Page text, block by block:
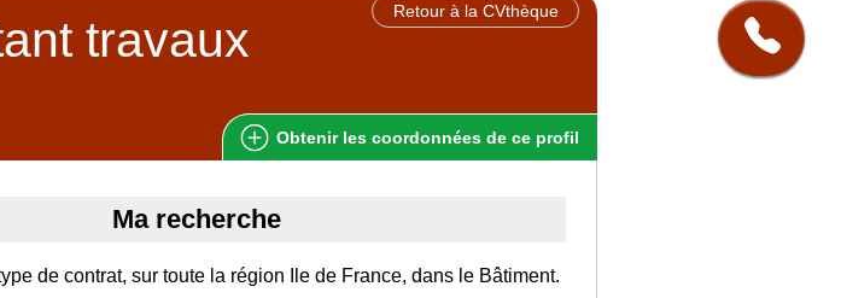
Retour à la CVthèque
travaux
Obtenir les coordonnées de ce profil
Ma recherche
de contrat, sur toute la région Ile de France, dans le Bâtiment.